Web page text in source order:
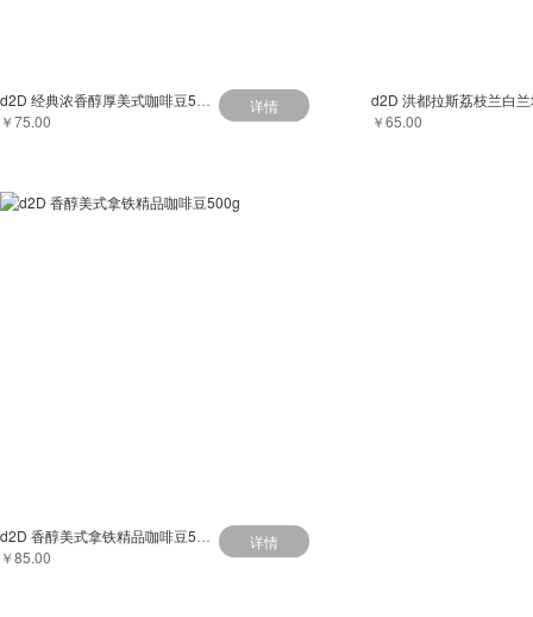
￥75.00
详情
￥65.00
￥85.00
详情